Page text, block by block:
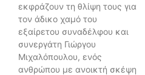
εκφράζουν τη θλίψη τους για
τον άδικο χαμό του
εξαίρετου συναδέλφου και
συνεργάτη Γιώργου
Μιχαλόπουλου, ενός
ανθρώπου με ανοικτή σκέψη